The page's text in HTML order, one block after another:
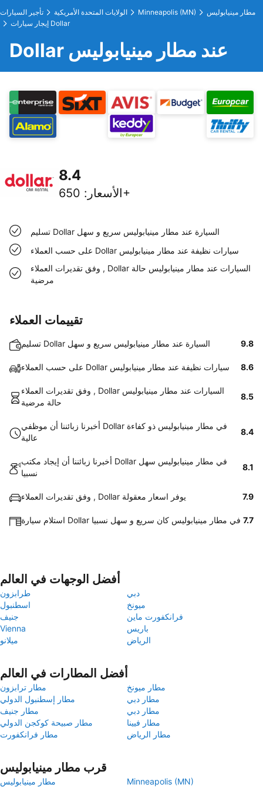
تأجير السيارات الولايات المتحدة الأمريكية Minneapolis (MN)
مطار مينيابوليس
إيجار سيارات Dollar
Dollar عند مطار مينيابوليس
8.4
الأسعار : 650+
تسليم Dollar السيارة عند مطار مينيابوليس سريع و سهل
على حسب العملاء Dollar سيارات نظيفة عند مطار مينيابوليس
وفق تقديرات العملاء , Dollar السيارات عند مطار مينيابوليس حالة
مرضية
تقييمات العملاء
تسليم Dollar السيارة عند مطار مينيابوليس سريع و سهل 9.8
على حسب العملاء Dollar سيارات نظيفة عند مطار مينيابوليس 8.6
وفق تقديرات العملاء , Dollar السيارات عند مطار مينيابوليس
حالة مرضية
8.5
أخبرنا زبائننا أن موظفي Dollar في مطار مينيابوليس ذو كفاءة
عالية
8.4
أخبرنا زبائننا أن إيجاد مكتب Dollar في مطار مينيابوليس سهل
نسبيا
8.1
وفق تقديرات العملاء , Dollar يوفر اسعار معقولة 7.9
استلام سيارة Dollar في مطار مينيابوليس كان سريع و سهل نسبيا 7.7
أفضل الوجهات في العالم
طرابزون
دبي
اسطنبول
ميونخ
جنيف
فرانكفورت ماين
Vienna
باريس
ميلانو
الرياض
أفضل المطارات في العالم
مطار ترابزون
مطار ميونخ
مطار إسطنبول الدولي
مطار دبي
مطار جنيف
مطار دبي
مطار صبيحة كوكجن الدولي
مطار فيينا
مطار فرانكفورت
مطار الرياض
قرب مطار مينيابوليس
مطار مينيابوليس Minneapolis (MN)